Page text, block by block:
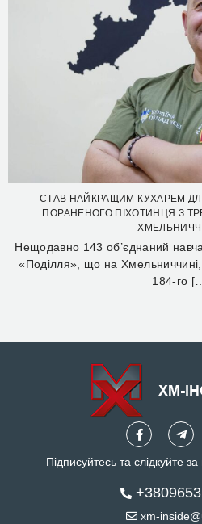
СТАВ НАЙКРАЩИМ КУХАРЕМ
ПОРАНЕНОГО ПІХОТИНЦЯ З
Нещодавно 143 об’єднаний
«Поділля», що на Хмельниччині,
184-го
Підписуйтесь та слідкуйте
xm-